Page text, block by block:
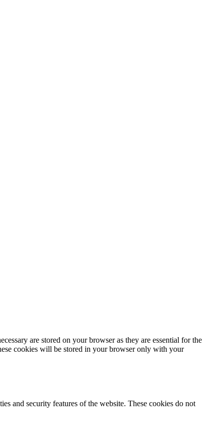
are stored on your browser as they are essential for the
cookies will be stored in your browser only with your
and security features of the website. These cookies do not